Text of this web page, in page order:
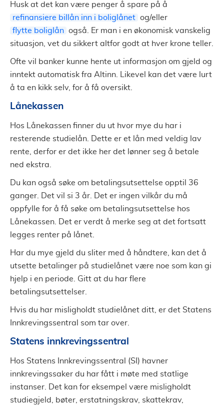
Husk at det kan være penger å spare på å
refinansiere billån inn i boliglånet og/eller
flytte boliglån også. Er man i en økonomisk vanskelig
situasjon, vet du sikkert altfor godt at hver krone teller.
Ofte vil banker kunne hente ut informasjon om gjeld og
inntekt automatisk fra Altinn. Likevel kan det være lurt
å ta en kikk selv, for å få oversikt.
Lånekassen
Hos Lånekassen finner du ut hvor mye du har i
resterende studielån. Dette er et lån med veldig lav
rente, derfor er det ikke her det lønner seg å betale
ned ekstra.
Du kan også søke om betalingsutsettelse opptil 36
ganger. Det vil si 3 år. Det er ingen vilkår du må
oppfylle for å få søke om betalingsutsettelse hos
Lånekassen. Det er verdt å merke seg at det fortsatt
legges renter på lånet.
Har du mye gjeld du sliter med å håndtere, kan det å
utsette betalinger på studielånet være noe som kan gi
hjelp i en periode. Gitt at du har flere
betalingsutsettelser.
Hvis du har misligholdt studielånet ditt, er det Statens
Innkrevingssentral som tar over.
Statens innkrevingssentral
Hos Statens Innkrevingssentral (SI) havner
innkrevingssaker du har fått i møte med statlige
instanser. Det kan for eksempel være misligholdt
studiegjeld, bøter, erstatningskrav, skattekrav,